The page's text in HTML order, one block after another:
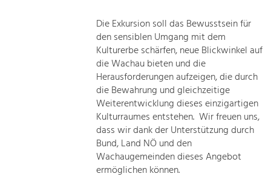
Die Exkursion soll das Bewusstsein für
den sensiblen Umgang mit dem
Kulturerbe schärfen, neue Blickwinkel auf
die Wachau bieten und die
Herausforderungen aufzeigen, die durch
die Bewahrung und gleichzeitige
Weiterentwicklung dieses einzigartigen
Kulturraumes entstehen. Wir freuen uns,
dass wir dank der Unterstützung durch
Bund, Land NÖ und den
Wachaugemeinden dieses Angebot
ermöglichen können.